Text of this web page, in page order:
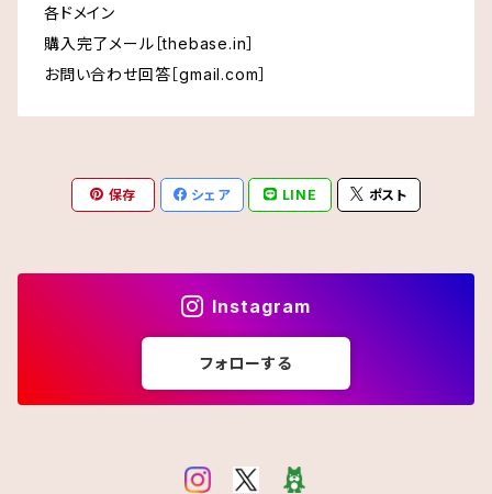
各ドメイン
購入完了メール［thebase.in］
お問い合わせ回答［gmail.com］
保存 シェア LINE ポスト
Instagram
フォローする